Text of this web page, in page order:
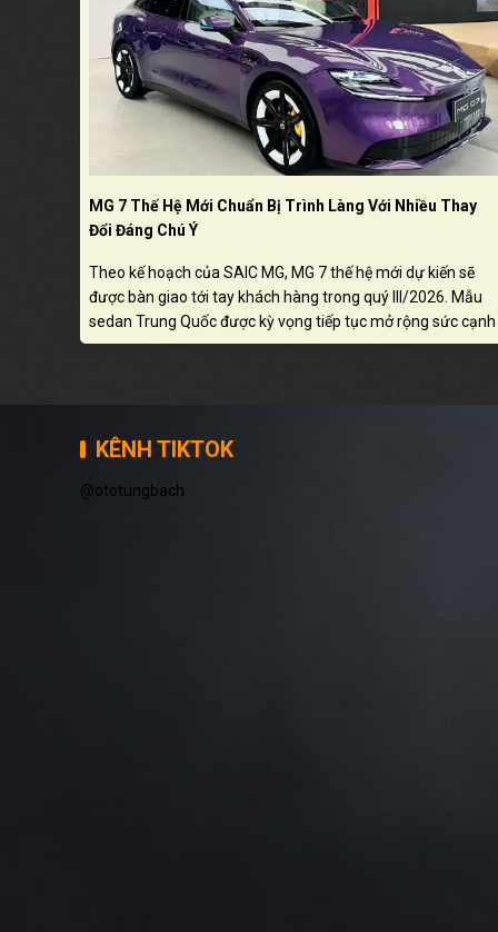
MG 7 Thế Hệ Mới Chuẩn Bị Trình Làng Với Nhiều Thay
Đổi Đáng Chú Ý
Theo kế hoạch của SAIC MG, MG 7 thế hệ mới dự kiến sẽ
được bàn giao tới tay khách hàng trong quý III/2026. Mẫu
sedan Trung Quốc được kỳ vọng tiếp tục mở rộng sức cạnh
tranh nhờ thiết kế hiện đại, trang bị nâng cấp và định hướng
KÊNH TIKTOK
@ototungbach